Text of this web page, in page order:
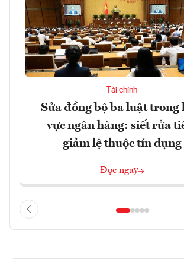
Tài chính
Sửa đồng bộ ba luật trong
vực ngân hàng: siết rửa
giảm lệ thuộc tín dụng
Đọc ngay